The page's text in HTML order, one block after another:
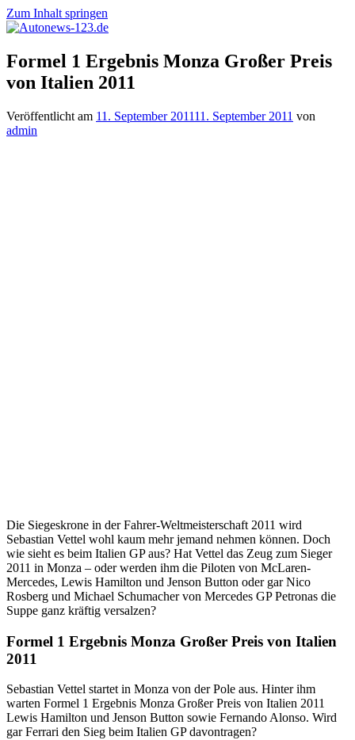
Zum Inhalt springen
Autonews-
123.de
Autonews
mit
Charme
Formel 1 Ergebnis Monza Großer Preis
von Italien 2011
Veröffentlicht am 11. September 201111. September 2011 von
admin
Die Siegeskrone in der Fahrer-Weltmeisterschaft 2011 wird
Sebastian Vettel wohl kaum mehr jemand nehmen können. Doch
wie sieht es beim Italien GP aus? Hat Vettel das Zeug zum Sieger
2011 in Monza – oder werden ihm die Piloten von McLaren-
Mercedes, Lewis Hamilton und Jenson Button oder gar Nico
Rosberg und Michael Schumacher von Mercedes GP Petronas die
Suppe ganz kräftig versalzen?
Formel 1 Ergebnis Monza Großer Preis von Italien
2011
Sebastian Vettel startet in Monza von der Pole aus. Hinter ihm
warten Formel 1 Ergebnis Monza Großer Preis von Italien 2011
Lewis Hamilton und Jenson Button sowie Fernando Alonso. Wird
gar Ferrari den Sieg beim Italien GP davontragen?